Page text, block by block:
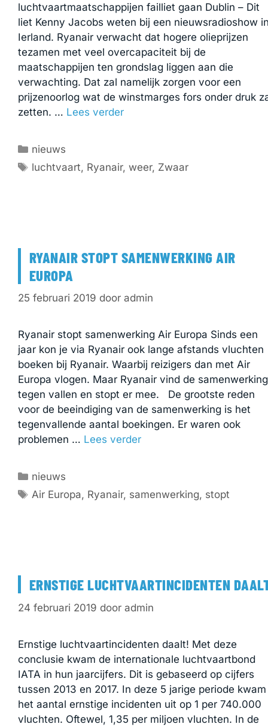
luchtvaartmaatschappijen failliet gaan Dublin – Dit
liet Kenny Jacobs weten bij een nieuwsradioshow
Ierland. Ryanair verwacht dat hogere olieprijzen
tezamen met veel overcapaciteit bij de
maatschappijen ten grondslag liggen aan die
verwachting. Dat zal namelijk zorgen voor een
prijzenoorlog wat de winstmarges fors onder druk
zetten. … Lees verder
Categorieën
nieuws
Tags
luchtvaart, Ryanair,weer, Zwaar
RYANAIR STOPT SAMENWERKING AIR
EUROPA
25 februari 2019 door admin
Ryanair stopt samenwerking Air Europa Sinds een
jaar kon je via Ryanair ook lange afstands vluchten
boeken bij Ryanair. Waarbij reizigers dan met Air
Europa vlogen. Maar Ryanair vind de samenwerking
tegen vallen en stopt er mee. De grootste reden
voor de beeindiging van de samenwerking is het
tegenvallende aantal boekingen. Er waren ook
problemen … Lees verder
Categorieën
nieuws
Tags
Air Europa, Ryanair, samenwerking, stopt
ERNSTIGE LUCHTVAARTINCIDENTEN
24 februari 2019 door admin
Ernstige luchtvaartincidenten daalt! Met deze
conclusie kwam de internationale luchtvaartbond
IATA in hun jaarcijfers. Dit is gebaseerd op cijfers
tussen 2013 en 2017. In deze 5 jarige periode kwam
het aantal ernstige incidenten uit op 1 per 740.000
vluchten. Oftewel, 1,35 per miljoen vluchten. In de